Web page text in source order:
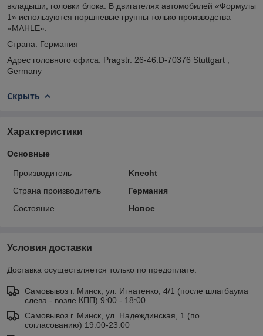
вкладыши, головки блока. В двигателях автомобилей «Формулы
1» используются поршневые группы только производства
«MAHLE».
Страна: Германия
Адрес головного офиса: Pragstr. 26-46.D-70376 Stuttgart ,
Germany
Скрыть
Характеристики
Основные
Производитель
Knecht
Страна производитель
Германия
Состояние
Новое
Условия доставки
Доставка осуществляется только по предоплате.
Самовывоз г. Минск, ул. Игнатенко, 4/1 (после шлагбаума
слева - возле КПП) 9:00 - 18:00
Самовывоз г. Минск, ул. Надеждинская, 1 (по
согласованию) 19:00-23:00